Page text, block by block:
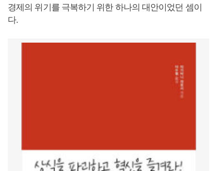
경제의 위기를 극복하기 위한 하나의 대안이었던 셈이
다.